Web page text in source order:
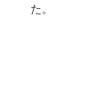
た。